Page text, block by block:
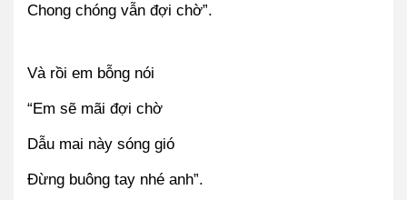
Chong chóng vẫn đợi chờ”.
Và rồi em bỗng nói
“Em sẽ mãi đợi chờ
Dẫu mai này sóng gió
Đừng buông tay nhé anh”.